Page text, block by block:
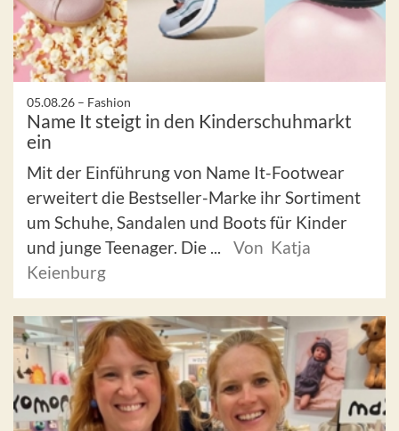
05.08.26 – Fashion
Name It steigt in den Kinderschuhmarkt
ein
Mit der Einführung von Name It-Footwear
erweitert die Bestseller-Marke ihr Sortiment
um Schuhe, Sandalen und Boots für Kinder
und junge Teenager. Die ...
Von Katja
Keienburg